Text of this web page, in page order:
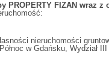
PROPERTY FIZAN wraz
nieruchomości
w Gdańsku, Wydział